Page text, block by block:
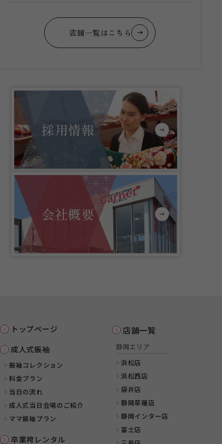
店舗一覧はこちら
採用情報
会社概要
トップページ
成人式振袖
振袖コレクション
料金プラン
当日の流れ
成人式当日会場のご紹介
ママ振袖プラン
卒業袴レンタル
店舗一覧
静岡エリア
浜松店
浜松西店
袋井店
静岡草薙店
静岡インター店
富士店